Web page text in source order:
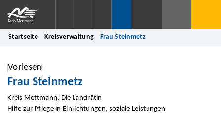
Startseite Kreisverwaltung Frau Steinmetz
Vorlesen
Frau Steinmetz
Kreis Mettmann, Die Landrätin
Hilfe zur Pflege in Einrichtungen, soziale Leistungen